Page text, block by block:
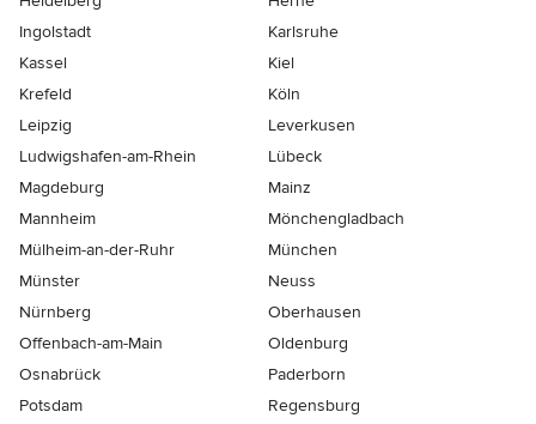
Ingolstadt
Karlsruhe
Kassel
Kiel
Krefeld
Köln
Leipzig
Leverkusen
Ludwigshafen-am-Rhein
Lübeck
Magdeburg
Mainz
Mannheim
Mönchen­gladbach
Mülheim-an-der-Ruhr
München
Münster
Neuss
Nürnberg
Oberhausen
Offenbach-am-Main
Oldenburg
Osnabrück
Paderborn
Potsdam
Regensburg